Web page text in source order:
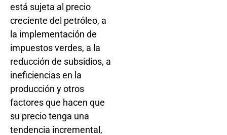
está sujeta al precio
creciente del petróleo, a
la implementación de
impuestos verdes, a la
reducción de subsidios, a
ineficiencias en la
producción y otros
factores que hacen que
su precio tenga una
tendencia incremental,